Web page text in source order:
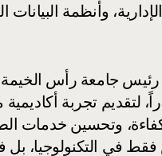
وأنظمة
جامعة رأس
وتحسين خدمات